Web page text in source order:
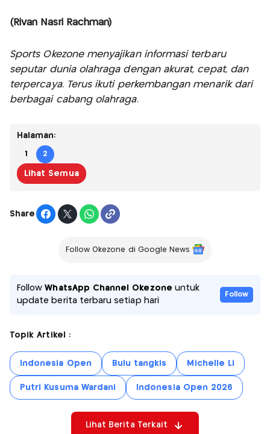
(Rivan Nasri Rachman)
Sports Okezone menyajikan informasi terbaru
seputar dunia olahraga dengan akurat, cepat, dan
terpercaya. Terus ikuti perkembangan menarik dari
berbagai cabang olahraga.
Halaman:
1 2
Lihat Semua
Share
Follow Okezone di Google News
FollowWhatsApp Channel Okezone untuk
update berita terbaru setiap hari
Follow
Topik Artikel :
Indonesia Open Bulu tangkis Michelle Li
Putri Kusuma Wardani Indonesia Open 2026
Lihat Berita Terkait